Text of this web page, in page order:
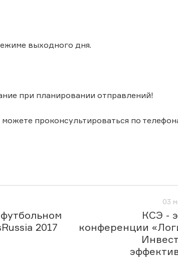
выходного дня.
при планировании отправлений!
проконсультироваться по
2017
03
КСЭ -
конференции